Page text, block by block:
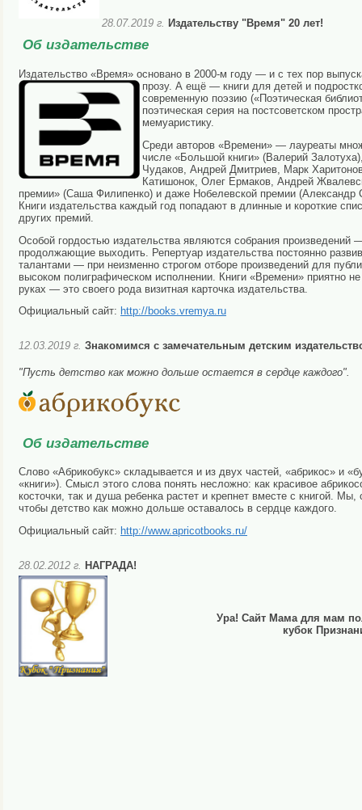
28.07.2019 г. Издательству "Время" 20 лет!
Об издательстве
Издательство «Время» основано в 2000-м году — и с тех пор
прозу. А ещё — книги для детей и
современную поэзию («Поэтическая
поэтическая серия на постсоветском
мемуаристику.
Среди авторов «Времени» — лауреаты
числе «Большой книги» (Валерий
Чудаков, Андрей Дмитриев, Марк
Катишонок, Олег Ермаков, Андрей
премии» (Саша Филипенко) и даже Нобелевской премии
Книги издательства каждый год попадают в длинные и короткие
других премий.
Особой гордостью издательства являются собрания
продолжающие выходить. Репертуар издательства постоянно
талантами — при неизменно строгом отборе произведений для
высоком полиграфическом исполнении. Книги «Времени» приятно
руках — это своего рода визитная карточка издательства.
Официальный сайт: http://books.vremya.ru
12.03.2019 г. Знакомимся с замечательным детским
"Пусть детство как можно дольше остается в сердце каждого".
Об издательстве
Слово «Абрикобукс» складывается и из двух частей, «абрикос» и
«книги»). Смысл этого слова понять несложно: как красивое
косточки, так и душа ребенка растет и крепнет вместе с книгой.
чтобы детство как можно дольше оставалось в сердце каждого.
Официальный сайт: http://www.apricotbooks.ru/
28.02.2012 г. НАГРАДА!
Ура! Сайт Мама для мам
кубок